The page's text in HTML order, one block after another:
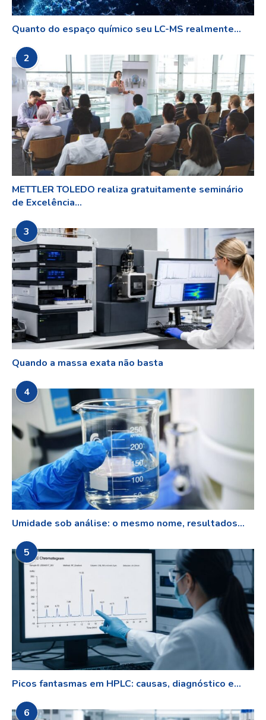
Quanto do espaço químico seu LC-MS realmente...
2
METTLER TOLEDO realiza gratuitamente seminário
de Excelência...
3
Quando a massa exata não basta
4
Umidade sob análise: o mesmo nome, resultados...
5
Picos fantasmas em HPLC: causas, diagnóstico e...
6